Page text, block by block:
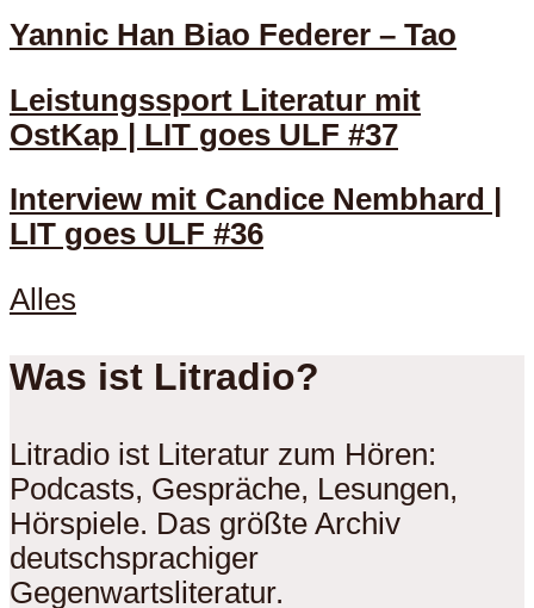
Yannic Han Biao Federer – Tao
Leistungssport Literatur mit
OstKap | LIT goes ULF #37
Interview mit Candice Nembhard |
LIT goes ULF #36
Alles
Was ist Litradio?
Litradio ist Literatur zum Hören:
Podcasts, Gespräche, Lesungen,
Hörspiele. Das größte Archiv
deutschsprachiger
Gegenwartsliteratur.